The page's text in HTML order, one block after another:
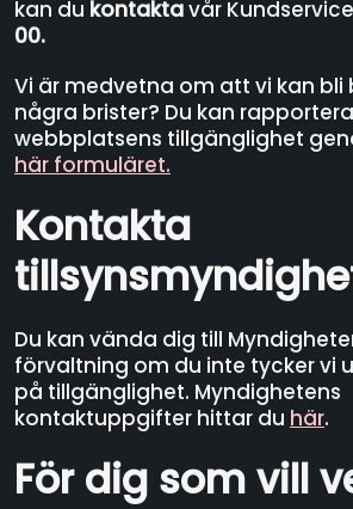
kan du kontaktavår
00.
Vi är medvetna om att vi kan bli
några brister? Du kan
webbplatsens tillgänglighet
här formuläret.
Kontakta
Du kan vända dig till
förvaltning om du inte tycker vi
på tillgänglighet. Myndighetens
kontaktuppgifter hittar du här.
För dig som vill